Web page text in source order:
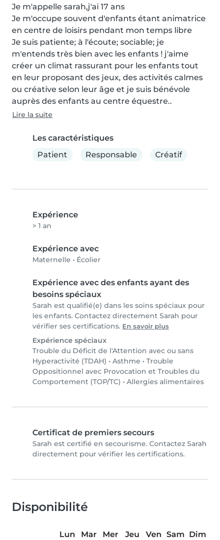
Je m'appelle sarah,j'ai 17 ans
Je m'occupe souvent d'enfants étant animatrice
en centre de loisirs pendant mon temps libre
Je suis patiente; à l'écoute; sociable; je
m'entends très bien avec les enfants ! j'aime
créer un climat rassurant pour les enfants tout
en leur proposant des jeux, des activités calmes
ou créative selon leur âge et je suis bénévole
auprès des enfants au centre équestre..
Lire la suite
Les caractéristiques
Patient
Responsable Créatif
Expérience
> 1 an
Expérience avec
Maternelle • Écolier
Expérience avec des enfants ayant des
besoins spéciaux
Sarah est qualifié(e) dans les soins spéciaux pour
les enfants. Contactez directement Sarah pour
vérifier ses certifications. En savoir plus
Expérience spéciaux
Trouble du Déficit de l'Attention avec ou sans
Hyperactivité (TDAH) • Asthme • Trouble
Oppositionnel avec Provocation et Troubles du
Comportement (TOP/TC) • Allergies alimentaires
Certificat de premiers secours
Sarah est certifié en secourisme. Contactez Sarah
directement pour vérifier les certifications.
Disponibilité
Lun Mar Mer Jeu Ven Sam Dim